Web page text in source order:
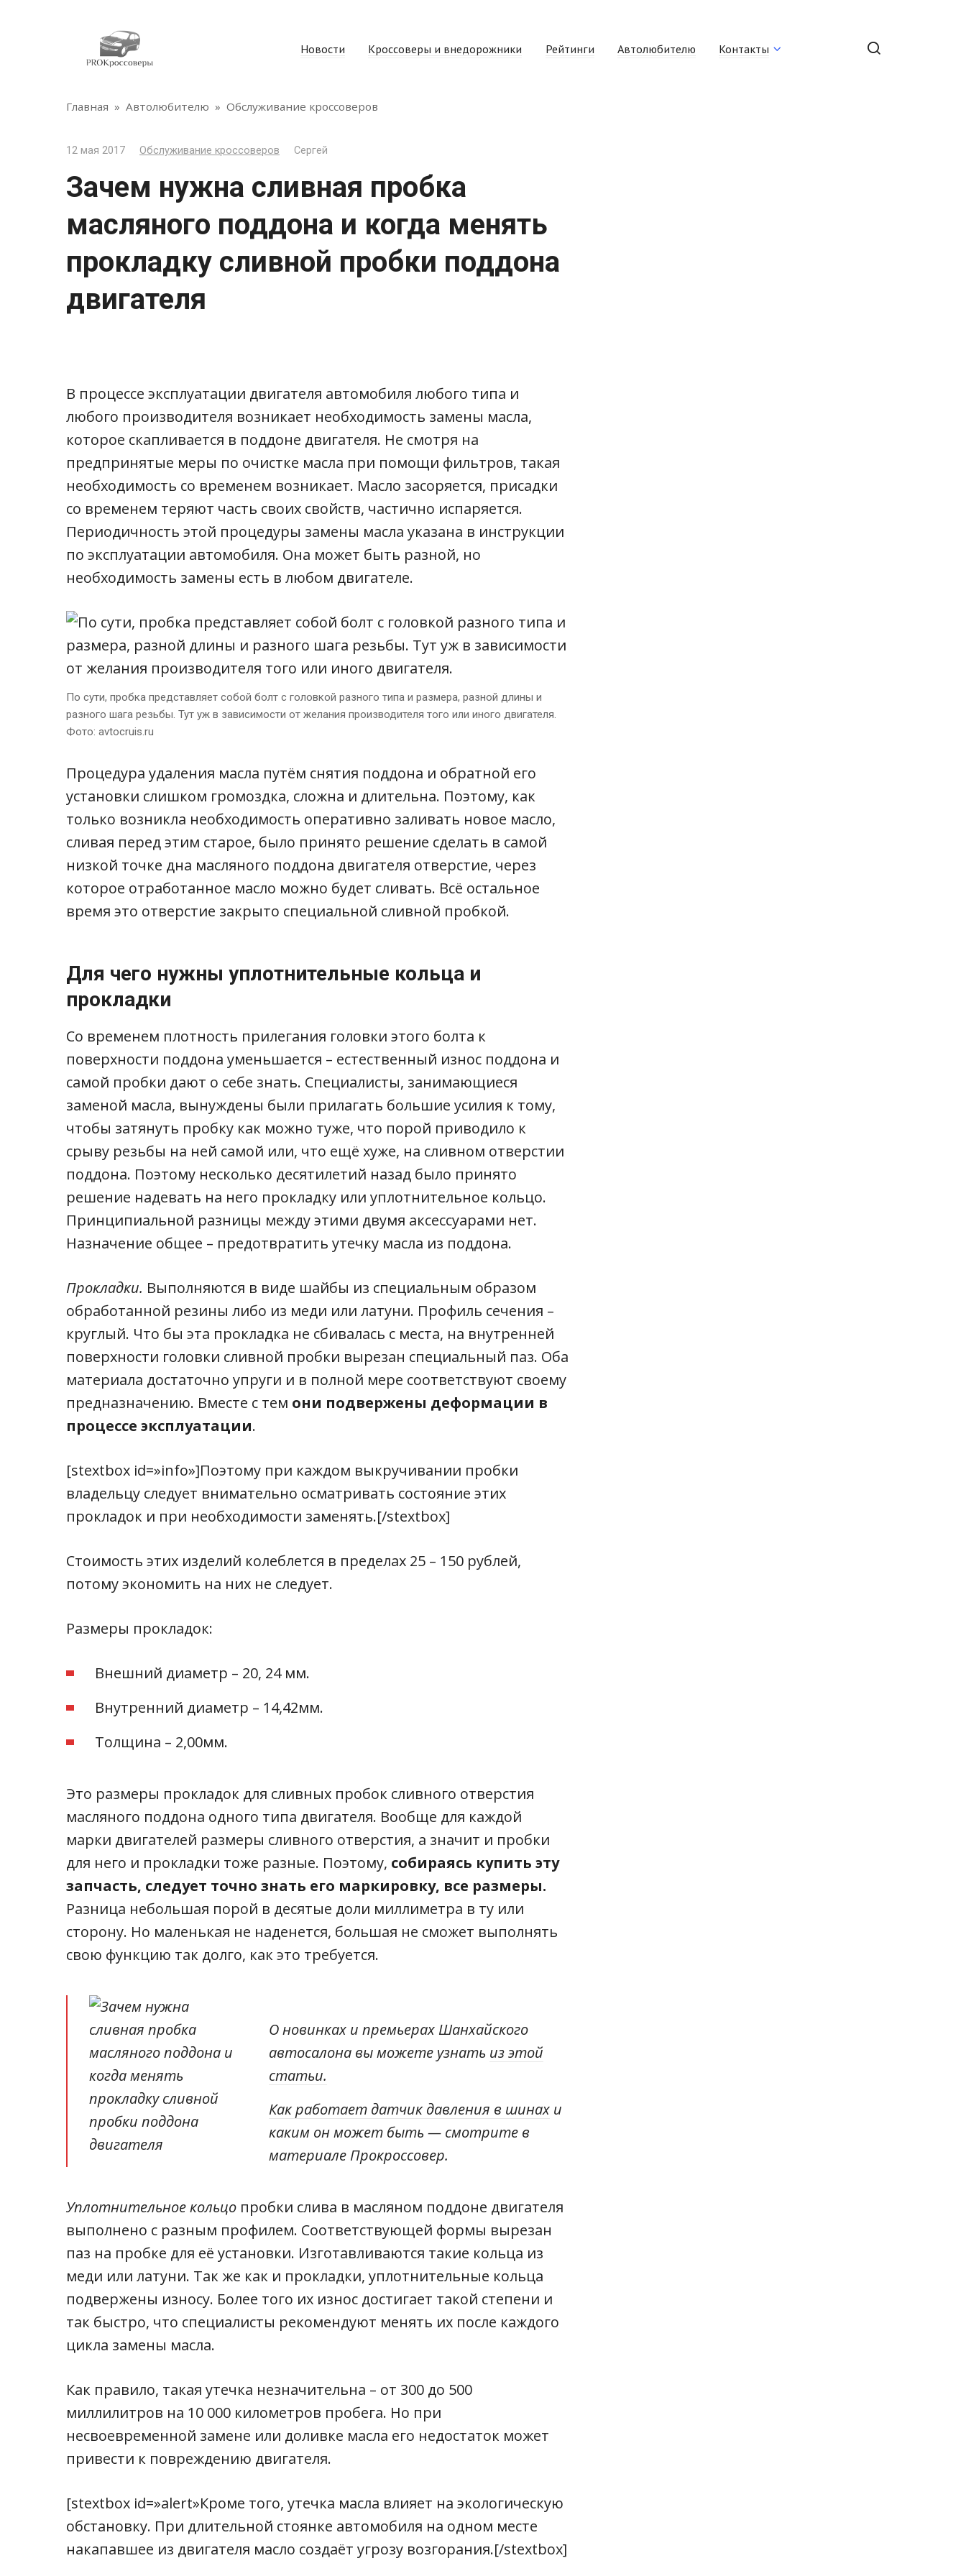
Новости Кроссоверы и внедорожники Рейтинги Автолюбителю Контакты
Главная » Автолюбителю » Обслуживание кроссоверов
12 мая 2017 Обслуживание кроссоверов Сергей
Зачем нужна сливная пробка
масляного поддона и когда менять
прокладку сливной пробки поддона
двигателя
В процессе эксплуатации двигателя автомобиля любого типа и
любого производителя возникает необходимость замены масла,
которое скапливается в поддоне двигателя. Не смотря на
предпринятые меры по очистке масла при помощи фильтров, такая
необходимость со временем возникает. Масло засоряется, присадки
со временем теряют часть своих свойств, частично испаряется.
Периодичность этой процедуры замены масла указана в инструкции
по эксплуатации автомобиля. Она может быть разной, но
необходимость замены есть в любом двигателе.
По сути, пробка представляет собой болт с головкой разного типа и размера, разной длины и
разного шага резьбы. Тут уж в зависимости от желания производителя того или иного двигателя.
Фото: avtocruis.ru
Процедура удаления масла путём снятия поддона и обратной его
установки слишком громоздка, сложна и длительна. Поэтому, как
только возникла необходимость оперативно заливать новое масло,
сливая перед этим старое, было принято решение сделать в самой
низкой точке дна масляного поддона двигателя отверстие, через
которое отработанное масло можно будет сливать. Всё остальное
время это отверстие закрыто специальной сливной пробкой.
Для чего нужны уплотнительные кольца и
прокладки
Со временем плотность прилегания головки этого болта к
поверхности поддона уменьшается – естественный износ поддона и
самой пробки дают о себе знать. Специалисты, занимающиеся
заменой масла, вынуждены были прилагать большие усилия к тому,
чтобы затянуть пробку как можно туже, что порой приводило к
срыву резьбы на ней самой или, что ещё хуже, на сливном отверстии
поддона. Поэтому несколько десятилетий назад было принято
решение надевать на него прокладку или уплотнительное кольцо.
Принципиальной разницы между этими двумя аксессуарами нет.
Назначение общее – предотвратить утечку масла из поддона.
Прокладки. Выполняются в виде шайбы из специальным образом
обработанной резины либо из меди или латуни. Профиль сечения –
круглый. Что бы эта прокладка не сбивалась с места, на внутренней
поверхности головки сливной пробки вырезан специальный паз. Оба
материала достаточно упруги и в полной мере соответствуют своему
предназначению. Вместе с тем они подвержены деформации в
процессе эксплуатации.
[stextbox id=»info»]Поэтому при каждом выкручивании пробки
владельцу следует внимательно осматривать состояние этих
прокладок и при необходимости заменять.[/stextbox]
Стоимость этих изделий колеблется в пределах 25 – 150 рублей,
потому экономить на них не следует.
Размеры прокладок:
Внешний диаметр – 20, 24 мм.
Внутренний диаметр – 14,42мм.
Толщина – 2,00мм.
Это размеры прокладок для сливных пробок сливного отверстия
масляного поддона одного типа двигателя. Вообще для каждой
марки двигателей размеры сливного отверстия, а значит и пробки
для него и прокладки тоже разные. Поэтому, собираясь купить эту
запчасть, следует точно знать его маркировку, все размеры.
Разница небольшая порой в десятые доли миллиметра в ту или
сторону. Но маленькая не наденется, большая не сможет выполнять
свою функцию так долго, как это требуется.
О новинках и премьерах Шанхайского
автосалона вы можете узнать из этой
статьи.
Как работает датчик давления в шинах и
каким он может быть — смотрите в
материале Прокроссовер.
Уплотнительное кольцо пробки слива в масляном поддоне двигателя
выполнено с разным профилем. Соответствующей формы вырезан
паз на пробке для её установки. Изготавливаются такие кольца из
меди или латуни. Так же как и прокладки, уплотнительные кольца
подвержены износу. Более того их износ достигает такой степени и
так быстро, что специалисты рекомендуют менять их после каждого
цикла замены масла.
Как правило, такая утечка незначительна – от 300 до 500
миллилитров на 10 000 километров пробега. Но при
несвоевременной замене или доливке масла его недостаток может
привести к повреждению двигателя.
[stextbox id=»alert»Кроме того, утечка масла влияет на экологическую
обстановку. При длительной стоянке автомобиля на одном месте
накапавшее из двигателя масло создаёт угрозу возгорания.[/stextbox]